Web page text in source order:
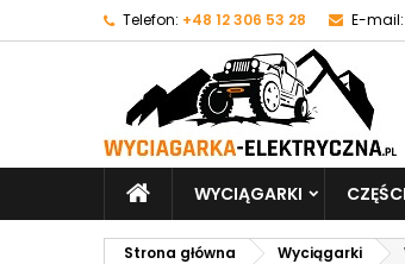
Telefon: +48 12 306 53 28 E-mail:
WYCIĄGARKI
Strona główna Wyciągarki